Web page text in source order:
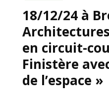
18/12/24 à
en circuit-
Finistère
de l’espace »